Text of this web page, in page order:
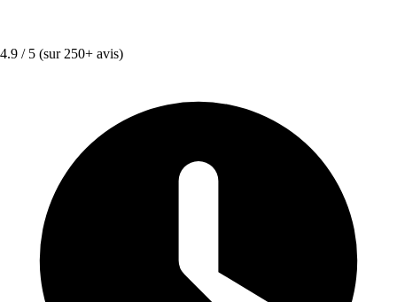
4.9 / 5 (sur 250+ avis)